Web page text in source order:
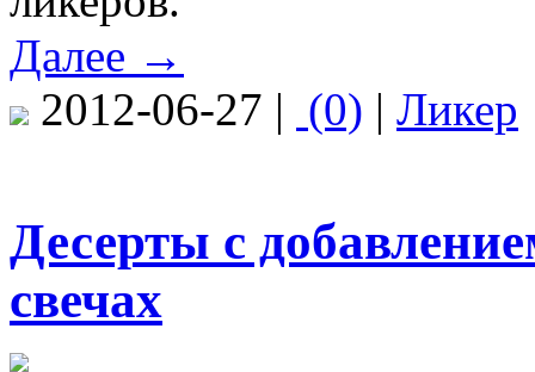
Далее →
2012-06-27 | (0) | Ликер
Десерты с
свечах